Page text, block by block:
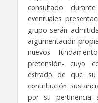
consultado
eventuales
grupo serán
argumentación
nuevos
pretensión- cuyo
estrado de que su
contribución
por su